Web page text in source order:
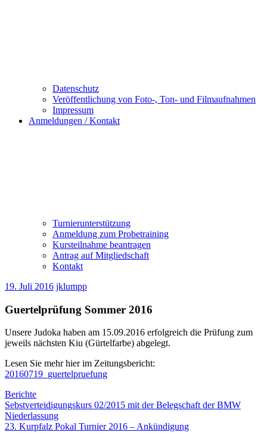
Datenschutz
Veröffentlichung von Foto-, Ton- und Filmaufnahmen
Impressum
Anmeldungen / Kontakt
Turnierunterstützung
Anmeldung zum Probetraining
Kursteilnahme beantragen
Antrag auf Mitgliedschaft
Kontakt
19. Juli 2016 jklumpp
Guertelprüfung Sommer 2016
Unsere Judoka haben am 15.09.2016 erfolgreich die Prüfung zum
jeweils nächsten Kiu (Gürtelfarbe) abgelegt.
Lesen Sie mehr hier im Zeitungsbericht:
20160719_guertelpruefung
Berichte
Beitragsnavigation
Vorheriger
Beitrag:
Sebstverteidigungskurs 02/2015 mit der Belegschaft der BMW
Niederlassung
Nächster
23. Kurpfalz Pokal Turnier 2016 – Ankündigung